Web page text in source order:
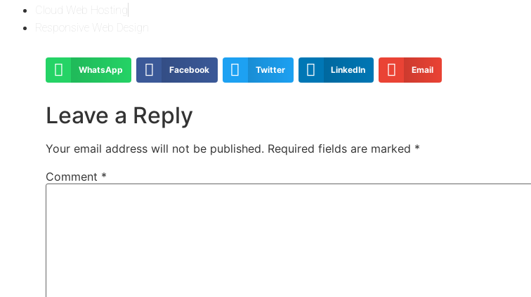
Cloud Web Hosting
Responsive Web Design
WhatsApp Facebook Twitter LinkedIn Email
Leave a Reply
Your email address will not be published. Required fields are marked *
Comment *